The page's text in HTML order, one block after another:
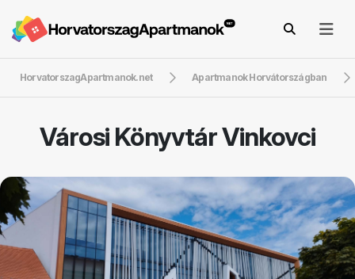
HorvatorszagApartmanok.net Apartmanok Horvátországban
Városi Könyvtár Vinkovci